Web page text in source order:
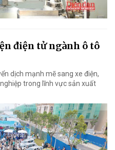
điện tử ngành ô tô
dịch mạnh mẽ sang xe điện,
trong lĩnh vực sản xuất